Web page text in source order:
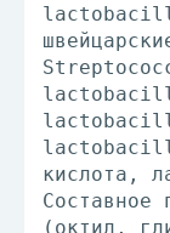
кислота,
Составное
(октил,